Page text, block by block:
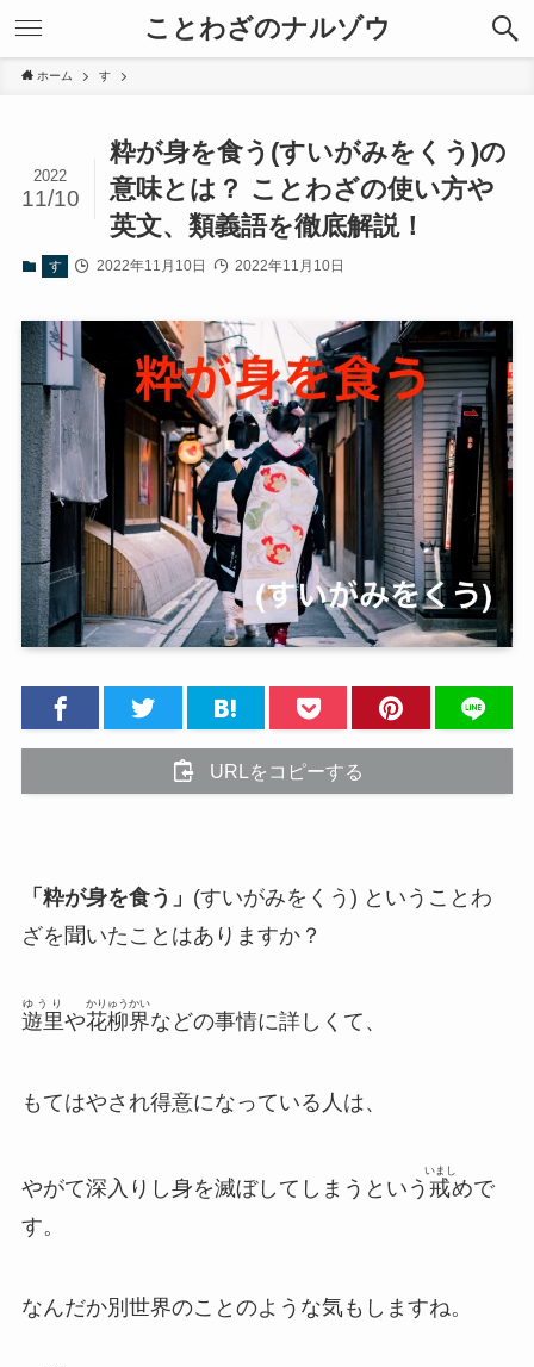
ことわざのナルゾウ
ホーム す
粋が身を食う(すいがみをくう)の
意味とは？ ことわざの使い方や
英文、類義語を徹底解説！
2022
11/10
す 2022年11月10日 2022年11月10日
URLをコピーする
「粋が身を食う」 (すいがみをくう) ということわ
ざを聞いたことはありますか？
遊里
ゆうり
や花柳界
かりゅうかい
などの事情に詳しくて、
もてはやされ得意になっている人は、
やがて深入りし身を滅ぼしてしまうという 戒
いまし
めで
す。
なんだか別世界のことのような気もしますね。